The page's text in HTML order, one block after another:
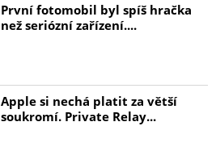
První fotomobil byl spíš hračka
než seriózní zařízení....
Apple si nechá platit za větší
soukromí. Private Relay...